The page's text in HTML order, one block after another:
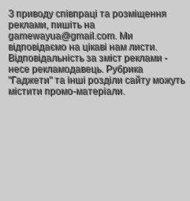
З приводу співпраці та розміщення
реклами, пишіть на
gamewayua@gmail.com. Ми
відповідаємо на цікаві нам листи.
Відповідальність за зміст реклами -
несе рекламодавець. Рубрика
"Гаджети" та інші розділи сайту можуть
містити промо-матеріали.